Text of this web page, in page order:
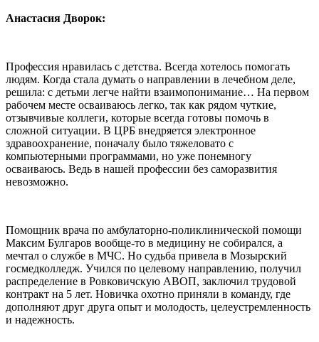
Анастасия Дворок:
Профессия нравилась с детства. Всегда хотелось помогать
людям. Когда стала думать о направлении в лечебном деле,
решила: с детьми легче найти взаимопонимание… На первом
рабочем месте осваиваюсь легко, так как рядом чуткие,
отзывчивые коллеги, которые всегда готовы помочь в
сложной ситуации. В ЦРБ внедряется электронное
здравоохранение, поначалу было тяжеловато с
компьютерными программами, но уже понемногу
осваиваюсь. Ведь в нашей профессии без саморазвития
невозможно.
Помощник врача по амбулаторно-поликлинической помощи
Максим Булгаров вообще-то в медицину не собирался, а
мечтал о службе в МЧС. Но судьба привела в Мозырский
госмедколледж. Учился по целевому направлению, получил
распределение в Ровковичскую АВОП, заключил трудовой
контракт на 5 лет. Новичка охотно приняли в команду, где
дополняют друг друга опыт и молодость, целеустремленность
и надежность.